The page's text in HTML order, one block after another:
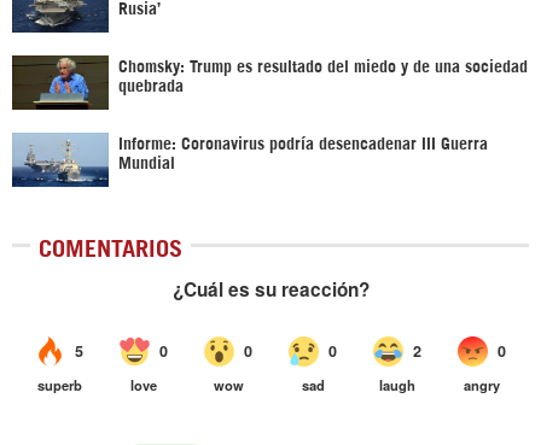
Rusia’
Chomsky: Trump es resultado del miedo y de una sociedad
quebrada
Informe: Coronavirus podría desencadenar III Guerra
Mundial
COMENTARIOS